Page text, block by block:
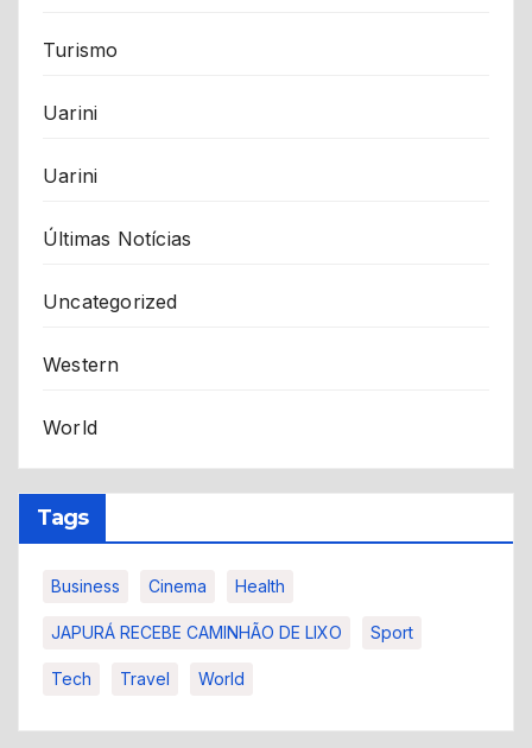
Turismo
Uarini
Uarini
Últimas Notícias
Uncategorized
Western
World
Tags
Business Cinema Health
JAPURÁ RECEBE CAMINHÃO DE LIXO Sport
Tech Travel World